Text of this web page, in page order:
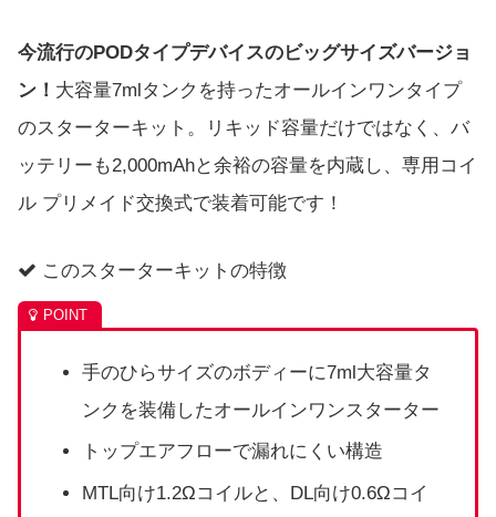
今流行のPODタイプデバイスのビッグサイズバージョ
ン！ 大容量7mlタンクを持ったオールインワンタイプ
のスターターキット。リキッド容量だけではなく、バ
ッテリーも2,000mAhと余裕の容量を内蔵し、専用コイ
ル プリメイド交換式で装着可能です！
このスターターキットの特徴
手のひらサイズのボディーに7ml大容量タ
ンクを装備したオールインワンスターター
トップエアフローで漏れにくい構造
MTL向け1.2Ωコイルと、DL向け0.6Ωコイ